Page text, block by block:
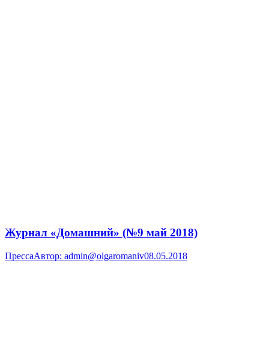
Журнал «Домашний» (№9 май 2018)
ПрессаАвтор: admin@olgaromaniv08.05.2018